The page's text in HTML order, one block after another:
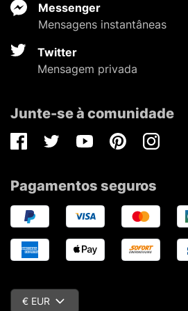
Messenger
Mensagens instantâneas
Twitter
Mensagem privada
Junte-se à comunidade
FacebookTwitterYoutubePinterestInstagram
Pagamentos seguros
€ EUR